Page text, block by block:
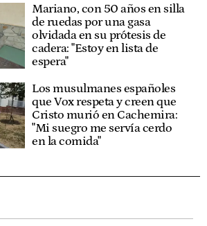
Mariano, con 50 años en silla
de ruedas por una gasa
olvidada en su prótesis de
cadera: "Estoy en lista de
espera"
Los musulmanes españoles
que Vox respeta y creen que
Cristo murió en Cachemira:
"Mi suegro me servía cerdo
en la comida"